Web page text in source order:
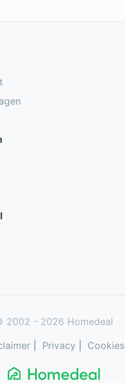
2002 - 2026 Homedeal
| Privacy Cookies